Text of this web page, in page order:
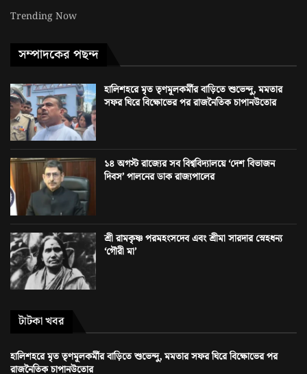
Trending Now
সম্পাদকের পছন্দ
হালিশহরে মৃত তৃণমূলকর্মীর বাড়িতে শুভেন্দু, মমতার
সফর ঘিরে বিক্ষোভের পর রাজনৈতিক চাপানউতোর
১৪ অগস্ট রাজ্যের সব বিশ্ববিদ্যালয়ে ‘দেশ বিভাজন
দিবস’ পালনের ডাক রাজ্যপালের
শ্রী রামকৃষ্ণ পরমহংসদেব এবং শ্রীমা সারদার স্নেহধন্য
‘গৌরী মা’
টাটকা খবর
হালিশহরে মৃত তৃণমূলকর্মীর বাড়িতে শুভেন্দু, মমতার সফর ঘিরে বিক্ষোভের পর
রাজনৈতিক চাপানউতোর